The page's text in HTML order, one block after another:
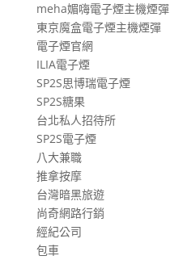
meha媚嗨電子煙主機煙彈
東京魔盒電子煙主機煙彈
電子煙官網
ILIA電子煙
SP2S思博瑞電子煙
SP2S糖果
台北私人招待所
SP2S電子煙
八大兼職
推拿按摩
台灣暗黑旅遊
尚奇網路行銷
經紀公司
包車